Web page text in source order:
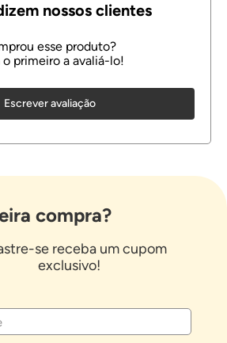
Escrever avaliação
compra?
se receba um cupom
exclusivo!